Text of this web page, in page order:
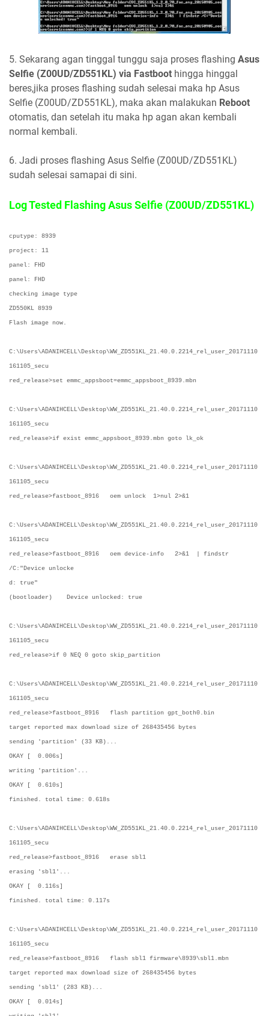
5. Sekarang agan tinggal tunggu saja proses flashing Asus
Selfie (Z00UD/ZD551KL) via Fastboot hingga hinggal
beres,jika proses flashing sudah selesai maka hp Asus
Selfie (Z00UD/ZD551KL), maka akan malakukan Reboot
otomatis, dan setelah itu maka hp agan akan kembali
normal kembali.
6. Jadi proses flashing Asus Selfie (Z00UD/ZD551KL)
sudah selesai samapai di sini.
Log Tested Flashing Asus Selfie (Z00UD/ZD551KL)
cputype: 8939
project: 11
panel: FHD
panel: FHD
checking image type
ZD550KL 8939
Flash image now.
C:\Users\ADANIHCELL\Desktop\WW_ZD551KL_21.40.0.2214_rel_user_20171110
161105_secu
red_release>set emmc_appsboot=emmc_appsboot_8939.mbn
C:\Users\ADANIHCELL\Desktop\WW_ZD551KL_21.40.0.2214_rel_user_20171110
161105_secu
red_release>if exist emmc_appsboot_8939.mbn goto lk_ok
C:\Users\ADANIHCELL\Desktop\WW_ZD551KL_21.40.0.2214_rel_user_20171110
161105_secu
red_release>fastboot_8916 oem unlock 1>nul 2>&1
C:\Users\ADANIHCELL\Desktop\WW_ZD551KL_21.40.0.2214_rel_user_20171110
161105_secu
red_release>fastboot_8916 oem device-info 2>&1 | findstr
/C:"Device unlocke
d: true"
(bootloader) Device unlocked: true
C:\Users\ADANIHCELL\Desktop\WW_ZD551KL_21.40.0.2214_rel_user_20171110
161105_secu
red_release>if 0 NEQ 0 goto skip_partition
C:\Users\ADANIHCELL\Desktop\WW_ZD551KL_21.40.0.2214_rel_user_20171110
161105_secu
red_release>fastboot_8916 flash partition gpt_both0.bin
target reported max download size of 268435456 bytes
sending 'partition' (33 KB)...
OKAY [ 0.006s]
writing 'partition'...
OKAY [ 0.610s]
finished. total time: 0.618s
C:\Users\ADANIHCELL\Desktop\WW_ZD551KL_21.40.0.2214_rel_user_20171110
161105_secu
red_release>fastboot_8916 erase sbl1
erasing 'sbl1'...
OKAY [ 0.116s]
finished. total time: 0.117s
C:\Users\ADANIHCELL\Desktop\WW_ZD551KL_21.40.0.2214_rel_user_20171110
161105_secu
red_release>fastboot_8916 flash sbl1 firmware\8939\sbl1.mbn
target reported max download size of 268435456 bytes
sending 'sbl1' (283 KB)...
OKAY [ 0.014s]